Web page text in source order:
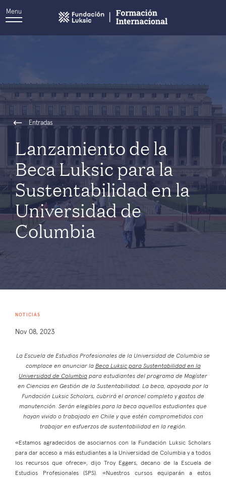
Menu
Entradas
Lanzamiento de la
Beca Luksic para la
Sustentabilidad en la
Universidad de
Columbia
NOTICIAS
Nov 08, 2023
La Escuela de Estudios Profesionales de la Universidad de Columbia se
complace en anunciar la Beca Luksic para Sustentabilidad en la
Universidad de Columbia para estudiantes del programa de Magíster
en Ciencias en Gestión de la Sustentabilidad. La beca, apoyada por la
Fundación Luksic Scholars, cubrirá el arancel completo y gastos de
manutención. Serán elegibles para la beca aquellos estudiantes que
hayan vivido o trabajado en Chile y que estén comprometidos con
trabajar en esfuerzos de sustentabilidad en la región.
«Estamos agradecidos de asociarnos con la Fundación Luksic Scholars
para dar acceso a más estudiantes a la Universidad de Columbia y a todos
los recursos que ofrece», dijo Troy Eggers, decano de la Escuela de
Estudios Profesionales (SPS). «Nuestros cursos equiparán a estos